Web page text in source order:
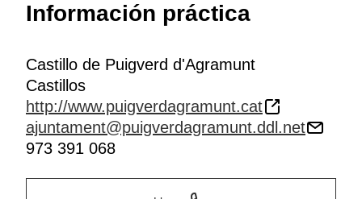
Información práctica
Castillo de Puigverd d'Agramunt
Castillos
http://www.puigverdagramunt.cat
ajuntament@puigverdagramunt.ddl.net
973 391 068